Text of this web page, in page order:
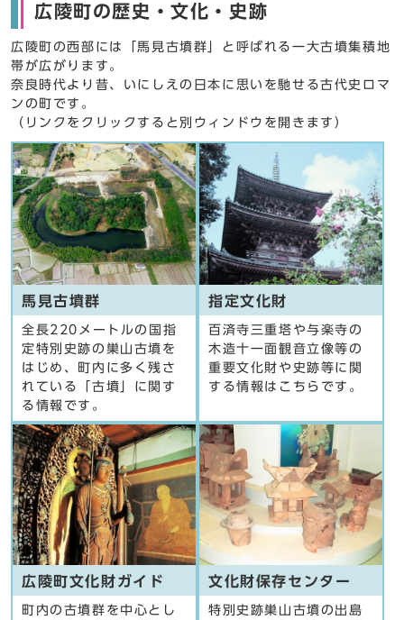
広陵町の歴史・文化・史跡
広陵町の西部には「馬見古墳群」と呼ばれる一大古墳集積地
帯が広がります。
奈良時代より昔、いにしえの日本に思いを馳せる古代史ロマ
ンの町です。
（リンクをクリックすると別ウィンドウを開きます）
馬見古墳群
全長220メートルの国指
定特別史跡の巣山古墳を
はじめ、町内に多く残さ
れている「古墳」に関す
る情報です。
指定文化財
百済寺三重塔や与楽寺の
木造十一面観音立像等の
重要文化財や史跡等に関
する情報はこちらです。
広陵町文化財ガイド
町内の古墳群を中心とし
文化財保存センター
特別史跡巣山古墳の出島